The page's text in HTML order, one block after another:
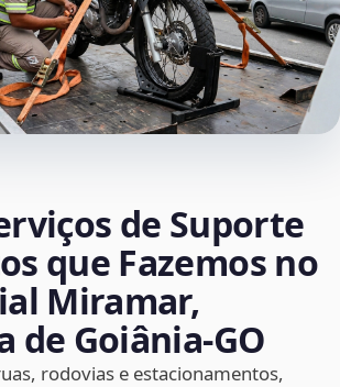
de Suporte
que Fazemos no
Miramar,
de Goiânia‑GO
rodovias e estacionamentos,